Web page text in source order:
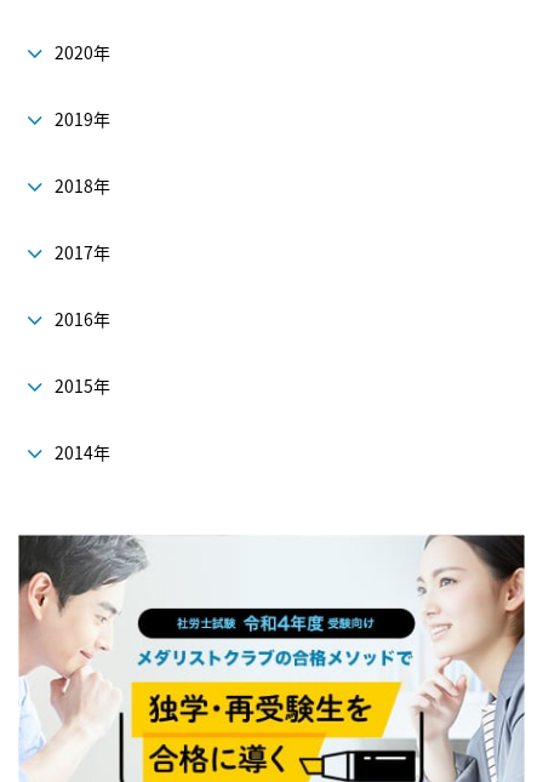
2020年
2019年
2018年
2017年
2016年
2015年
2014年